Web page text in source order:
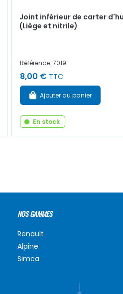
Joint inférieur de carter
(Liège et nitrile)
Référence: 7019
8,00 € TTC
Ajouter au panier
En stock
NOS GAMMES
Renault
Alpine
Simca